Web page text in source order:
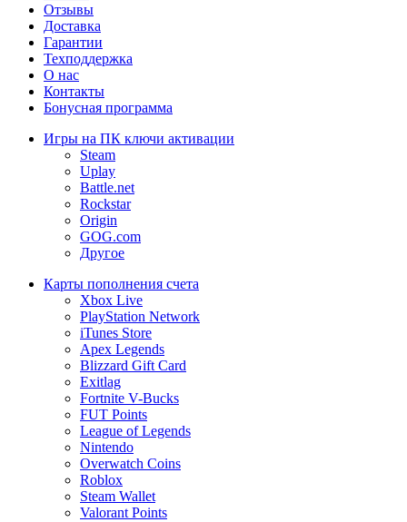
Отзывы
Доставка
Гарантии
Техподдержка
О нас
Контакты
Бонусная программа
Игры на ПК ключи активации
Steam
Uplay
Battle.net
Rockstar
Origin
GOG.com
Другое
Карты пополнения счета
Xbox Live
PlayStation Network
iTunes Store
Apex Legends
Blizzard Gift Card
Exitlag
Fortnite V-Bucks
FUT Points
League of Legends
Nintendo
Overwatch Coins
Roblox
Steam Wallet
Valorant Points